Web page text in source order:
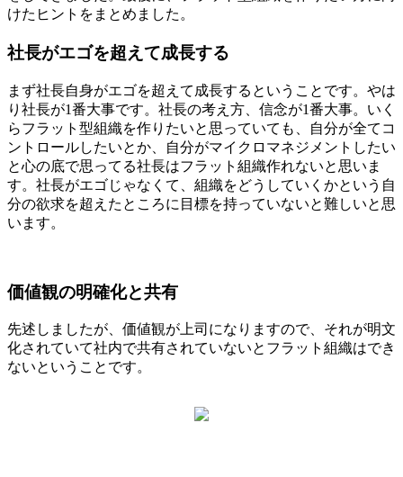
けたヒントをまとめました。
社長がエゴを超えて成長する
まず社長自身がエゴを超えて成長するということです。やは
り社長が1番大事です。社長の考え方、信念が1番大事。いく
らフラット型組織を作りたいと思っていても、自分が全てコ
ントロールしたいとか、自分がマイクロマネジメントしたい
と心の底で思ってる社長はフラット組織作れないと思いま
す。社長がエゴじゃなくて、組織をどうしていくかという自
分の欲求を超えたところに目標を持っていないと難しいと思
います。
価値観の明確化と共有
先述しましたが、価値観が上司になりますので、それが明文
化されていて社内で共有されていないとフラット組織はでき
ないということです。